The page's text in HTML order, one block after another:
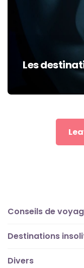
Les
Conseils de
Destinations
Divers